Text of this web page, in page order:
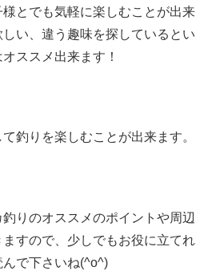
とでも気軽に楽しむことが出来
い、違う趣味を探しているとい
ススメ出来ます！
釣りを楽しむことが出来ます。
りのオススメのポイントや周辺
すので、少しでもお役に立てれ
で下さいね(^o^)